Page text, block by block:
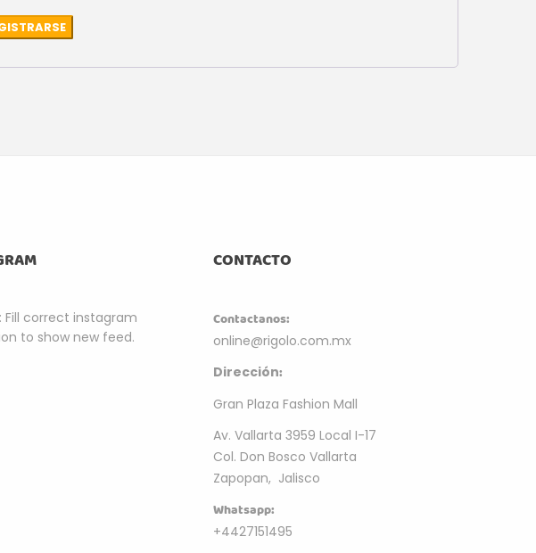
Fill correct instagram
to show new feed.
CONTACTO
Contactanos:
online@rigolo.com.mx
Dirección:
Gran Plaza Fashion Mall
Av. Vallarta 3959 Local I-17
Col. Don Bosco Vallarta
Zapopan, Jalisco
Whatsapp:
+4427151495